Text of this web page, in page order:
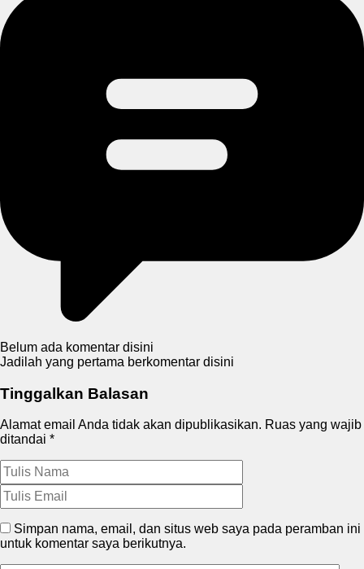
Belum ada komentar disini
Jadilah yang pertama berkomentar disini
Tinggalkan Balasan
Alamat email Anda tidak akan dipublikasikan. Ruas yang wajib
ditandai *
Simpan nama, email, dan situs web saya pada peramban ini
untuk komentar saya berikutnya.